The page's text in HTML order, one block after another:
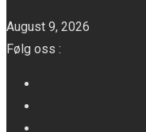
August 9, 2026
Følg oss :